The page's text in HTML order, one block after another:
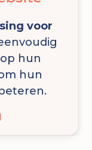
voor
hun
hun